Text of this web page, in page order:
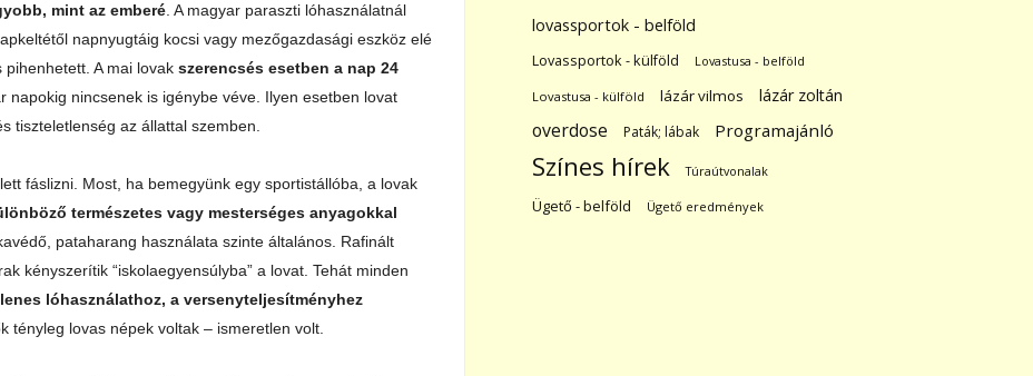
mint az emberé . A magyar paraszti lóhasználatnál
napnyugtáig kocsi vagy mezőgazdasági eszköz elé
A mai lovak szerencsés esetben a nap 24
napokig nincsenek is igénybe véve. Ilyen esetben lovat
tiszteletlenség az állattal szemben.
fáslizni. Most, ha bemegyünk egy sportistállóba, a lovak
természetes vagy mesterséges anyagokkal
pataharang használata szinte általános. Rafinált
kényszerítik “iskolaegyensúlyba” a lovat. Tehát minden
lóhasználathoz, a versenyteljesítményhez
tényleg lovas népek voltak – ismeretlen volt.
lovassportok - belföld
Lovassportok - külföld Lovastusa - belföld
Lovastusa - külföld lázár vilmos lázár zoltán
overdose Paták; lábak Programajánló
Színes hírek Túraútvonalak
Ügető - belföld Ügető eredmények